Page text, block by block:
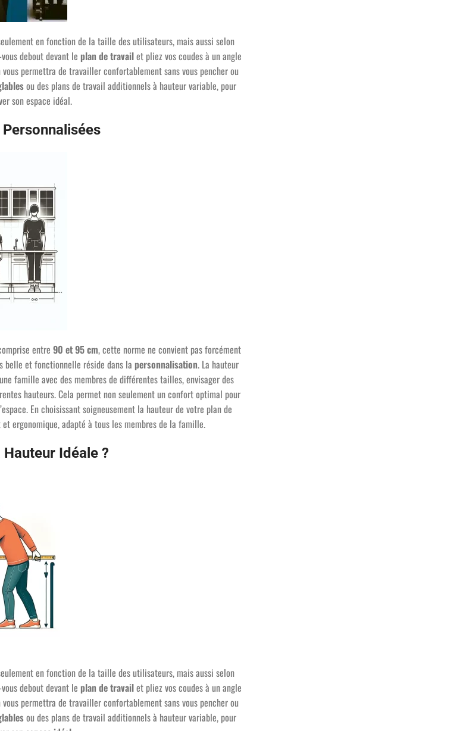
en fonction de la taille des utilisateurs, mais aussi selon
debout devant le plan de travailet pliez vos coudes à un angle
permettra de travailler confortablement sans vous pencher ou
ou des plans de travail additionnels à hauteur variable, pour
son espace idéal.
entre90 et 95 cm, cette norme ne convient pas forcément
belle et fonctionnelle réside dans lapersonnalisation. La hauteur
famille avec des membres de différentes tailles, envisager des
hauteurs. Cela permet non seulement un confort optimal pour
En choisissant soigneusement la hauteur de votre plan de
ergonomique, adapté à tous les membres de la famille.
Idéale ?
en fonction de la taille des utilisateurs, mais aussi selon
debout devant le plan de travailet pliez vos coudes à un angle
permettra de travailler confortablement sans vous pencher ou
ou des plans de travail additionnels à hauteur variable, pour